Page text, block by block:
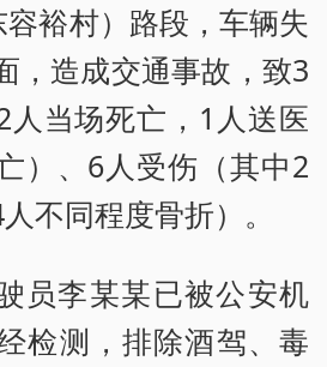
裕村）路段，车辆失
，造成交通事故，致3
人当场死亡，1人送医
）、6人受伤（其中2
不同程度骨折）。
员李某某已被公安机
检测，排除酒驾、毒